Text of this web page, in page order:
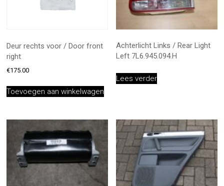
Deur rechts voor / Door front
right
€175.00
Toevoegen aan winkelwagen
Achterlicht Links / Rear Light
Left 7L6.945.094.H
Lees verder